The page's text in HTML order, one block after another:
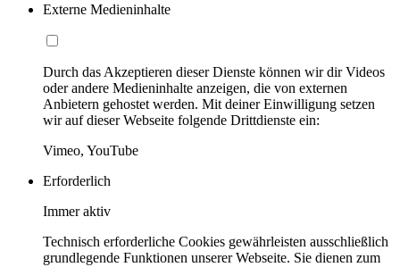
Externe Medieninhalte
Durch das Akzeptieren dieser Dienste können wir dir Videos
oder andere Medieninhalte anzeigen, die von externen
Anbietern gehostet werden. Mit deiner Einwilligung setzen
wir auf dieser Webseite folgende Drittdienste ein:
Vimeo, YouTube
Erforderlich
Immer aktiv
Technisch erforderliche Cookies gewährleisten ausschließlich
grundlegende Funktionen unserer Webseite. Sie dienen zum